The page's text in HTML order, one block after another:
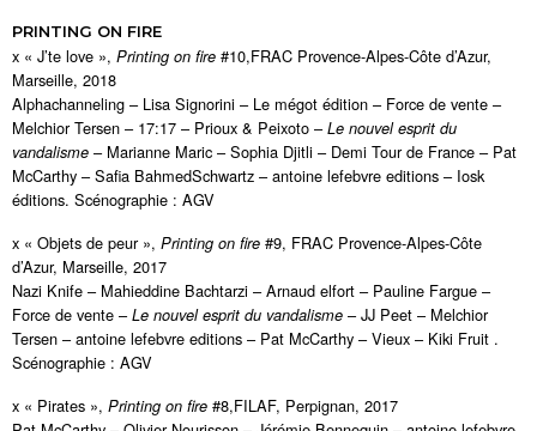
PRINTING ON FIRE
x « J’te love », Printing on fire #10,FRAC Provence-Alpes-Côte d’Azur,
Marseille, 2018
Alphachanneling – Lisa Signorini – Le mégot édition – Force de vente –
Melchior Tersen – 17:17 – Prioux & Peixoto – Le nouvel esprit du
vandalisme – Marianne Maric – Sophia Djitli – Demi Tour de France – Pat
McCarthy – Safia BahmedSchwartz – antoine lefebvre editions – Iosk
éditions. Scénographie : AGV
x « Objets de peur », Printing on fire #9, FRAC Provence-Alpes-Côte
d’Azur, Marseille, 2017
Nazi Knife – Mahieddine Bachtarzi – Arnaud elfort – Pauline Fargue –
Force de vente – Le nouvel esprit du vandalisme – JJ Peet – Melchior
Tersen – antoine lefebvre editions – Pat McCarthy – Vieux – Kiki Fruit .
Scénographie : AGV
x « Pirates », Printing on fire #8,FILAF, Perpignan, 2017